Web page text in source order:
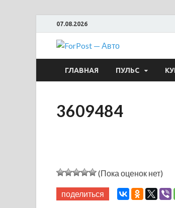
07.08.2026
ГЛАВНАЯ ПУЛЬС
3609484
(Пока оценок нет)
поделиться